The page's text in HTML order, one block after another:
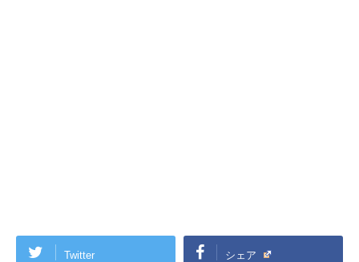
Twitter シェア